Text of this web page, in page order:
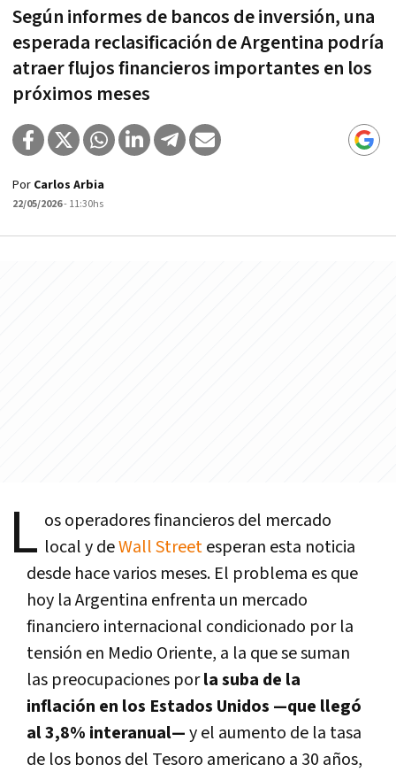
Según informes de bancos de inversión, una
esperada reclasificación de Argentina podría
atraer flujos financieros importantes en los
próximos meses
Por Carlos Arbia
22/05/2026- 11:30hs
L os operadores financieros del mercado
local y deWall Streetesperan esta noticia
desde hace varios meses. El problema es que
hoy la Argentina enfrenta un mercado
financiero internacional condicionado por la
tensión en Medio Oriente, a la que se suman
las preocupaciones porla suba de la
inflación en los Estados Unidos —que llegó
al 3,8% interanual—y el aumento de la tasa
de los bonos del Tesoro americano a 30 años,